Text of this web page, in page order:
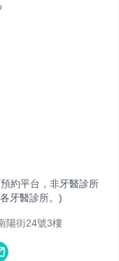
約平台，非牙醫診所
牙醫診所。)
陽街24號3樓